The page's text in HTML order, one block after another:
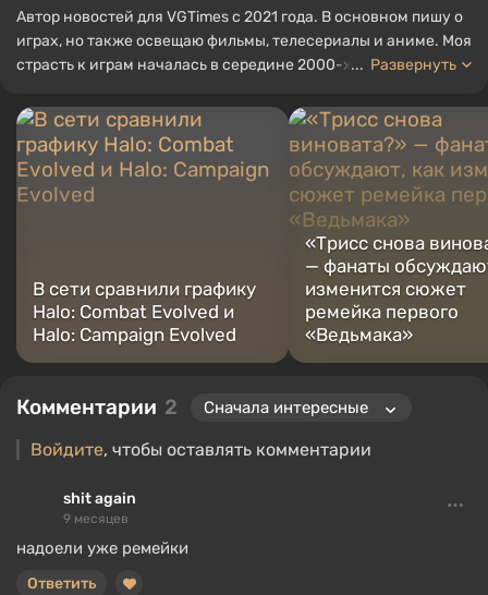
Автор новостей для VGTimes с 2021 года. В основном пишу о
играх, но также освещаю фильмы, телесериалы и аниме. Моя
страсть к играм началась в середине 2000-х. Я в основном
моих любимых игр всех времен включают Fallout, Borderlands
и The Witcher.
... Развернуть
В сети сравнили графику
Halo: Combat Evolved и
Halo: Campaign Evolved
«Трисс снова
— фанаты
изменится сюжет
ремейка первого
«Ведьмака»
Комментарии 2
Войдите, чтобы оставлять комментарии
shit again
9 месяцев
надоели уже ремейки
Ответить